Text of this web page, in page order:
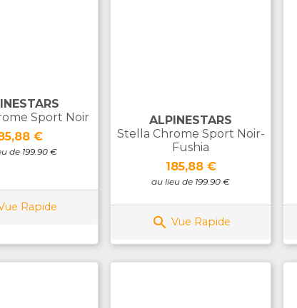
Sport Noir
€
de 199.90 €
Rapide
ALPINESTARS
Stella Chrome Sport Noir-
Fushia
Prix
185,88 €
au lieu de 199.90 €
 Vue Rapide